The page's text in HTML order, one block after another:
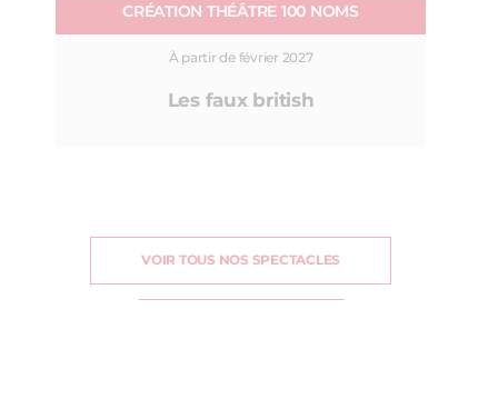
CRÉATION THÉÂTRE 100 NOMS
À partir de février 2027
Les faux british
VOIR TOUS NOS SPECTACLES